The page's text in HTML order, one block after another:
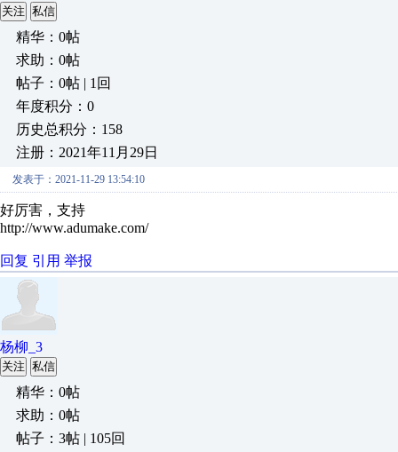
关注 私信
精华：0帖
求助：0帖
帖子：0帖 | 1回
年度积分：0
历史总积分：158
注册：2021年11月29日
发表于：2021-11-29 13:54:10
好厉害，支持
http://www.adumake.com/
回复 引用 举报
杨柳_3
关注 私信
精华：0帖
求助：0帖
帖子：3帖 | 105回